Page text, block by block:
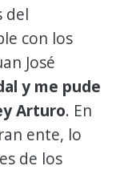
del
con los
José
y me pude
Arturo. En
ente, lo
de los